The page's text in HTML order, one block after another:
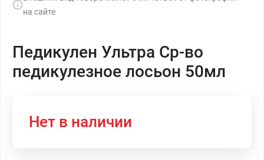
на сайте
Педикулен Ультра Ср-во
педикулезное лосьон 50мл
Нет в наличии